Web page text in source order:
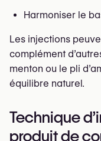
Harmoniser le
Les injections
complément
menton ou le pli
équilibre naturel.
Technique
produit de